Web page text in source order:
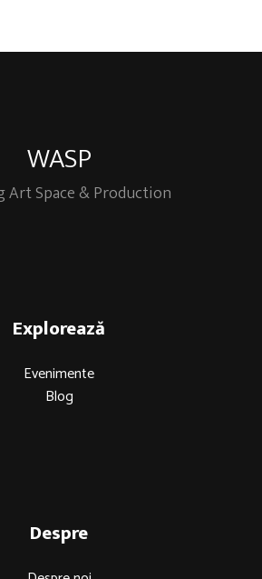
WASP
Art Space & Production
Explorează
Evenimente
Blog
Despre